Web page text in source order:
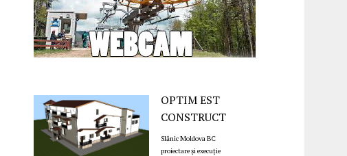
OPTIM EST
CONSTRUCT
Slănic Moldova BC
proiectare și execuție